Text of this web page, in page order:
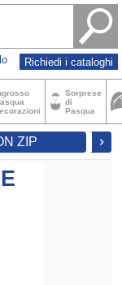
Richiedi i cataloghi
Sorprese
di
Pasqua
ZIP navigate_next